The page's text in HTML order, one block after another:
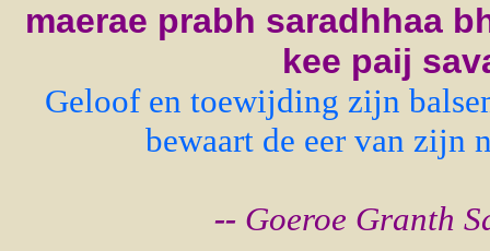
maerae prabh saradhhaa
kee paij
Geloof en toewijding zijn
bewaart de eer van zijn
-- Goeroe Granth